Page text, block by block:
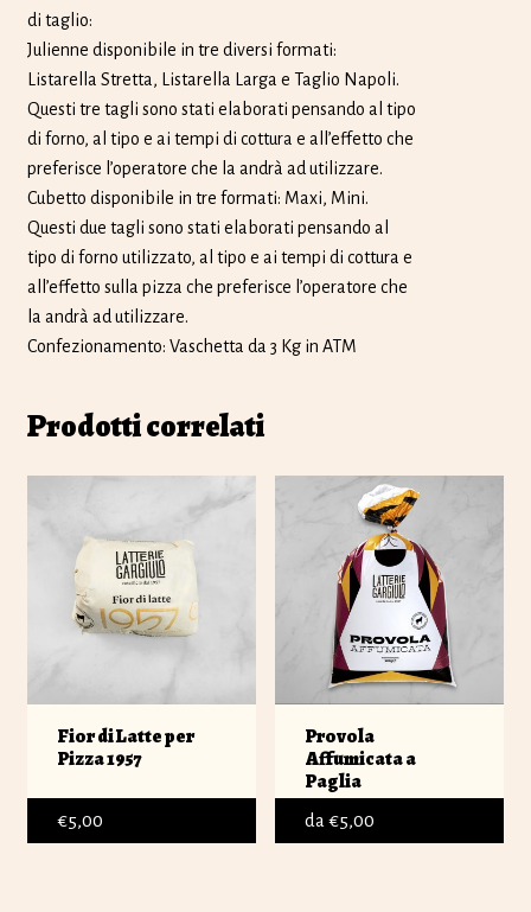
di taglio:
Julienne disponibile in tre diversi formati:
Listarella Stretta, Listarella Larga e Taglio Napoli.
Questi tre tagli sono stati elaborati pensando al tipo
di forno, al tipo e ai tempi di cottura e all’effetto che
preferisce l’operatore che la andrà ad utilizzare.
Cubetto disponibile in tre formati: Maxi, Mini.
Questi due tagli sono stati elaborati pensando al
tipo di forno utilizzato, al tipo e ai tempi di cottura e
all’effetto sulla pizza che preferisce l’operatore che
la andrà ad utilizzare.
Confezionamento: Vaschetta da 3 Kg in ATM
Prodotti correlati
Fior di Latte per
Pizza 1957
€5,00
Provola
Affumicata a
Paglia
da€5,00